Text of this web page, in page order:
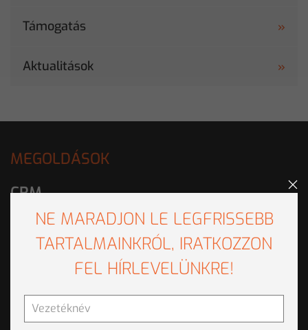
Támogatás
Aktualitások
MEGOLDÁSOK
CRM
CLEMCRM
Ügyfélszolgálat
EMILIA
Hanga - A hangvezérelt IVR
NE MARADJON LE LEGFRISSEBB
TARTALMAINKRÓL, IRATKOZZON
FEL HÍRLEVELÜNKRE!